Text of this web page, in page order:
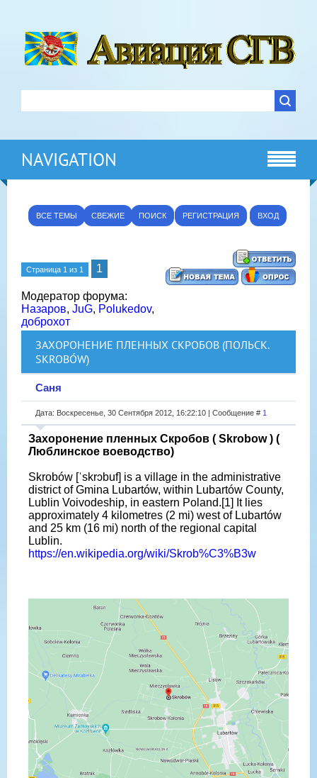
NAVIGATION
ВСЕ ТЕМЫ СВЕЖИЕ ПОИСК РЕГИСТРАЦИЯ ВХОД
Страница 1 из 1 1
Модератор форума:
Назаров, JuG, Polukedov,
доброхот
ЗАХОРОНЕНИЕ ПЛЕННЫХ СКРОБОВ (ПОЛЬСК.
SKROBÓW)
Саня
Дата: Воскресенье, 30 Сентября 2012, 16:22:10 | Сообщение # 1
Захоронение пленных Скробов ( Skrobow ) (
Люблинское воеводство)
Skrobów [ˈskrɔbuf] is a village in the administrative
district of Gmina Lubartów, within Lubartów County,
Lublin Voivodeship, in eastern Poland.[1] It lies
approximately 4 kilometres (2 mi) west of Lubartów
and 25 km (16 mi) north of the regional capital
Lublin.
https://en.wikipedia.org/wiki/Skrob%C3%B3w